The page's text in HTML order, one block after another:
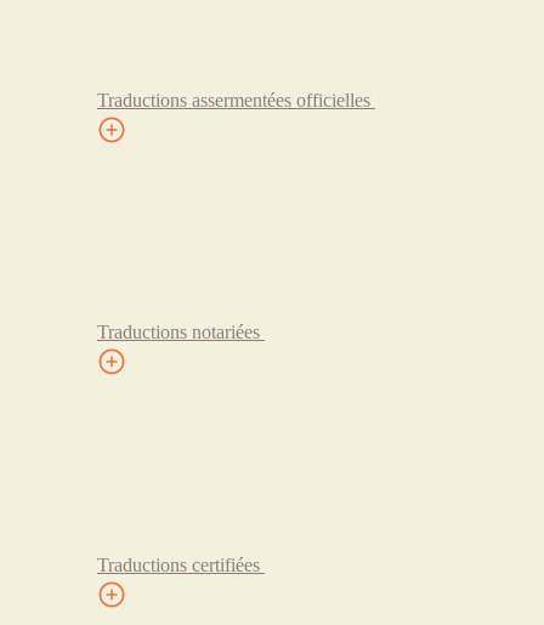
Traductions assermentées officielles
Traductions notariées
Traductions certifiées